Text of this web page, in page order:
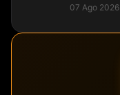
07 Ago 2026